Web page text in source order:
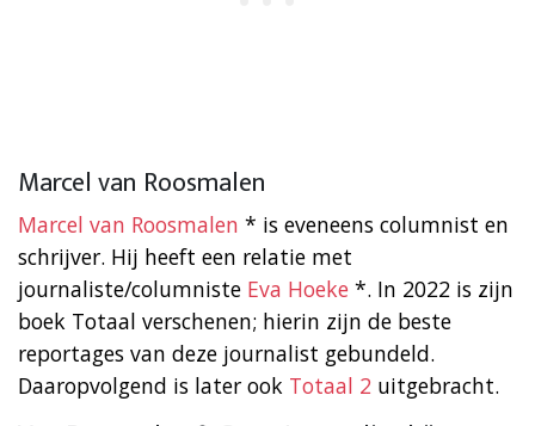
Marcel van Roosmalen
Marcel van Roosmalen * is eveneens columnist en
schrijver. Hij heeft een relatie met
journaliste/columniste Eva Hoeke *. In 2022 is zijn
boek Totaal verschenen; hierin zijn de beste
reportages van deze journalist gebundeld.
Daaropvolgend is later ook Totaal 2 uitgebracht.